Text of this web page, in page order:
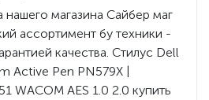
магазина Сайбер маг
ассортимент бу техники -
качества. Стилус Dell
Active Pen PN579X |
WACOM AES 1.0 2.0 купить